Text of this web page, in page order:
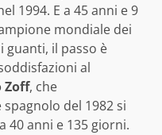
1994. E a 45 anni e 9
mondiale dei
guanti, il passo è
al
Zoff, che
del 1982 si
40 anni e 135 giorni.